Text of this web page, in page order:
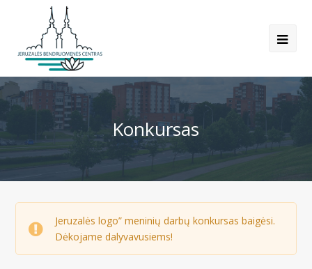
Konkursas
Jeruzalės logo” meninių darbų konkursas baigėsi.
Dėkojame dalyvavusiems!